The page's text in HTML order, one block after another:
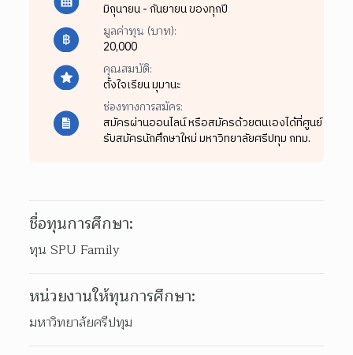
มิถุนายน - กันยายน ของทุกปี
มูลค่าทุน (บาท):
20,000
คุณสมบัติ:
ตั้งใจเรียน มุมานะ
ช่องทางการสมัคร:
สมัครผ่านออนไลน์ หรือสมัครด้วยตนเองได้ที่ศูนย์
รับสมัครนักศึกษาใหม่ มหาวิทยาลัยศรีปทุม กทม.
ชื่อทุนการศึกษา:
ทุน SPU Family
หน่วยงานให้ทุนการศึกษา:
มหาวิทยาลัยศรีปทุม